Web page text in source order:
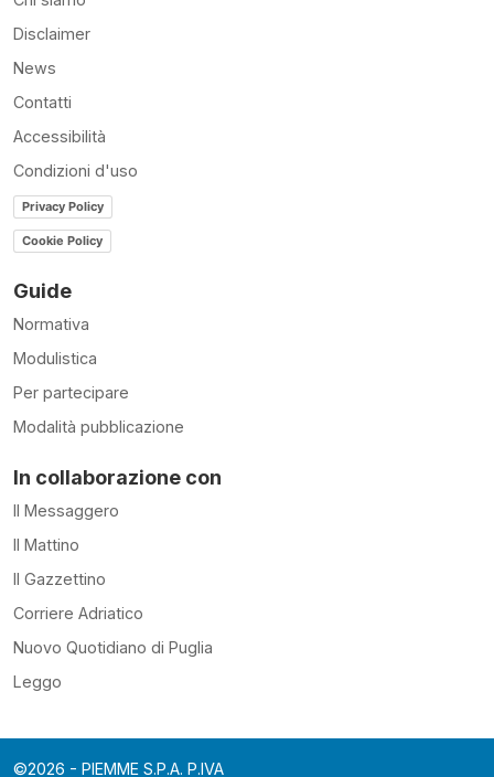
Disclaimer
News
Contatti
Accessibilità
Condizioni d'uso
Privacy Policy
Cookie Policy
Guide
Normativa
Modulistica
Per partecipare
Modalità pubblicazione
In collaborazione con
Il Messaggero
Il Mattino
Il Gazzettino
Corriere Adriatico
Nuovo Quotidiano di Puglia
Leggo
©2026 - PIEMME S.P.A. P.IVA